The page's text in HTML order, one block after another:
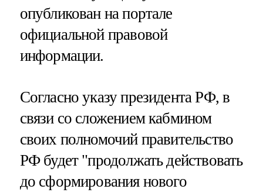
опубликован на портале
официальной правовой
информации.
Согласно указу президента РФ, в
связи со сложением кабмином
своих полномочий правительство
РФ будет "продолжать действовать
до сформирования нового